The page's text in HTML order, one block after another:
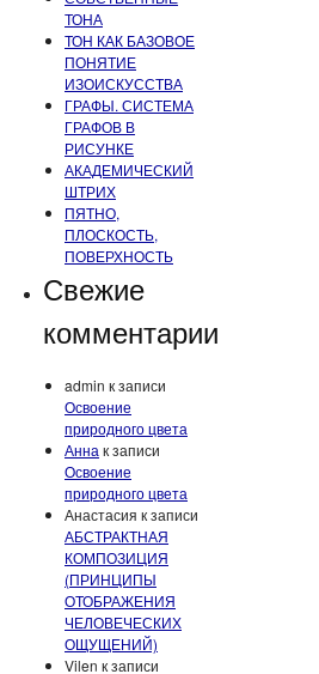
ТОНА
ТОН КАК БАЗОВОЕ
ПОНЯТИЕ
ИЗОИСКУССТВА
ГРАФЫ. СИСТЕМА
ГРАФОВ В
РИСУНКЕ
АКАДЕМИЧЕСКИЙ
ШТРИХ
ПЯТНО,
ПЛОСКОСТЬ,
ПОВЕРХНОСТЬ
Свежие
комментарии
admin к записи
Освоение
природного цвета
Анна к записи
Освоение
природного цвета
Анастасия к записи
АБСТРАКТНАЯ
КОМПОЗИЦИЯ
(ПРИНЦИПЫ
ОТОБРАЖЕНИЯ
ЧЕЛОВЕЧЕСКИХ
ОЩУЩЕНИЙ)
Vilen к записи